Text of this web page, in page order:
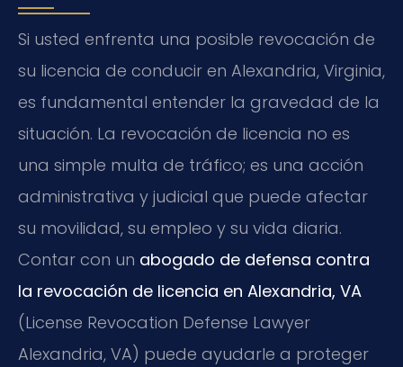
Si usted enfrenta una posible revocación de
su licencia de conducir en Alexandria, Virginia,
es fundamental entender la gravedad de la
situación. La revocación de licencia no es
una simple multa de tráfico; es una acción
administrativa y judicial que puede afectar
su movilidad, su empleo y su vida diaria.
Contar con un abogado de defensa contra
la revocación de licencia en Alexandria, VA
(License Revocation Defense Lawyer
Alexandria, VA) puede ayudarle a proteger